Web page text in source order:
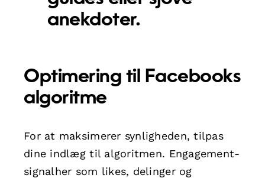
anekdoter.
Optimering til Facebooks
algoritme
For at maksimerer synligheden, tilpas
dine indlæg til algoritmen. Engagement-
signalher som likes, delinger og